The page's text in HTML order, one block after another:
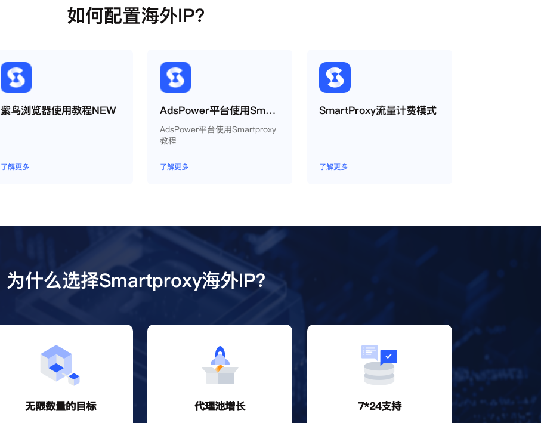
如何配置海外IP？
紫鸟浏览器使用教程NEW
了解更多
AdsPower平台使用Smartproxy教程
AdsPower平台使用Smartproxy
教程
了解更多
SmartProxy流量计费模式
了解更多
为什么选择Smartproxy海外IP？
无限数量的目标 代理池增长 7*24支持